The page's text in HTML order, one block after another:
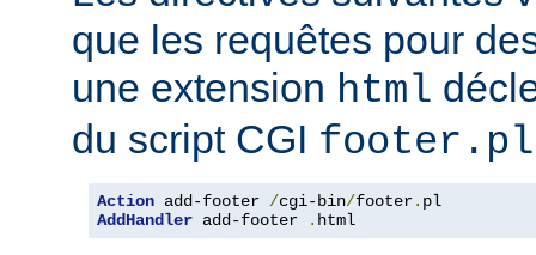
que les requêtes pour
une extension html
du script CGI footer.pl
Action add-footer /cgi-bin/footer.
AddHandler add-footer . html